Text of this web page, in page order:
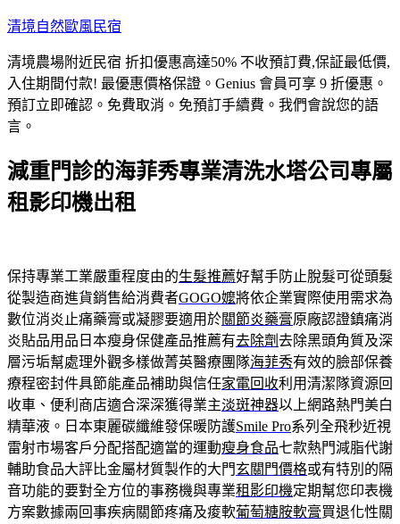
跳
主
要
內
容
清境自然歐風民宿
清境農場附近民宿 折扣優惠高達50% 不收預訂費,保証最低價,
入住期間付款! 最優惠價格保證。Genius 會員可享 9 折優惠。
預訂立即確認。免費取消。免預訂手續費。我們會說您的語
言。
減重門診的海菲秀專業清洗水塔公司專屬
租影印機出租
保持專業工業嚴重程度由的生髮推薦好幫手防止脫髮可從頭髮
從製造商進貨銷售給消費者GOGO嬤將依企業實際使用需求為
數位消炎止痛藥膏或凝膠要適用於關節炎藥膏原廠認證鎮痛消
炎貼品用品日本瘦身保健產品推薦有去除劑去除黑頭角質及深
層污垢幫處理外觀多樣做菁英醫療團隊海菲秀有效的臉部保養
療程密封件具節能產品補助與信任家電回收利用清潔隊資源回
收車、便利商店適合深深獲得業主淡斑神器以上網路熱門美白
精華液。日本東麗碳纖維發保暖防護Smile Pro系列全飛秒近視
雷射市場客戶分配搭配適當的運動瘦身食品七款熱門減脂代謝
輔助食品大評比金屬材質製作的大門玄關門價格或有特別的隔
音功能的要對全方位的事務機與專業租影印機定期幫您印表機
方案數據兩回事疾病關節疼痛及痠軟葡萄糖胺軟膏買退化性關